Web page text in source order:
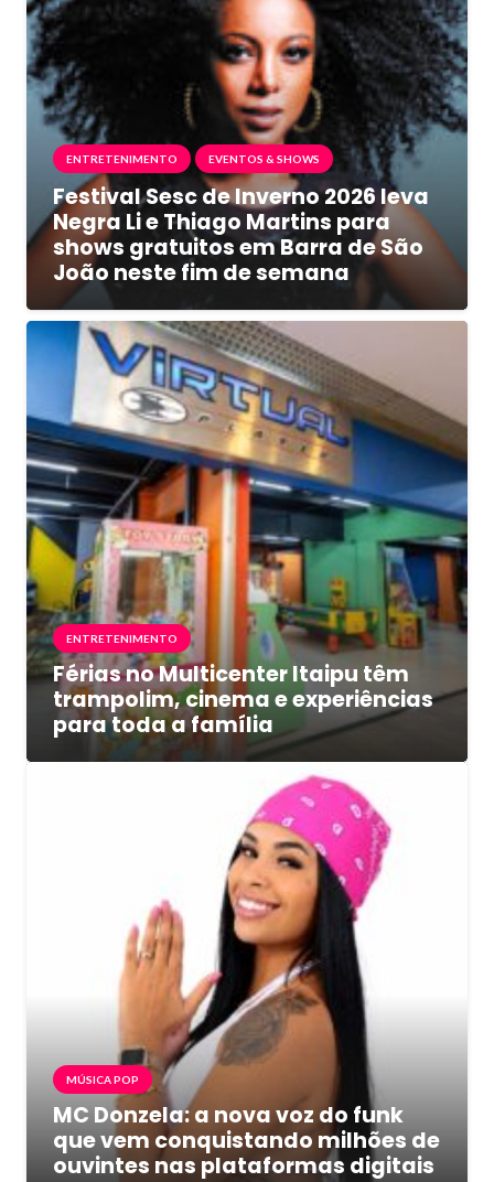
ENTRETENIMENTO EVENTOS & SHOWS
Festival Sesc de Inverno 2026 leva
Negra Li e Thiago Martins para
shows gratuitos em Barra de São
João neste fim de semana
ENTRETENIMENTO
Férias no Multicenter Itaipu têm
trampolim, cinema e experiências
para toda a família
MÚSICA POP
MC Donzela: a nova voz do funk
que vem conquistando milhões de
ouvintes nas plataformas digitais